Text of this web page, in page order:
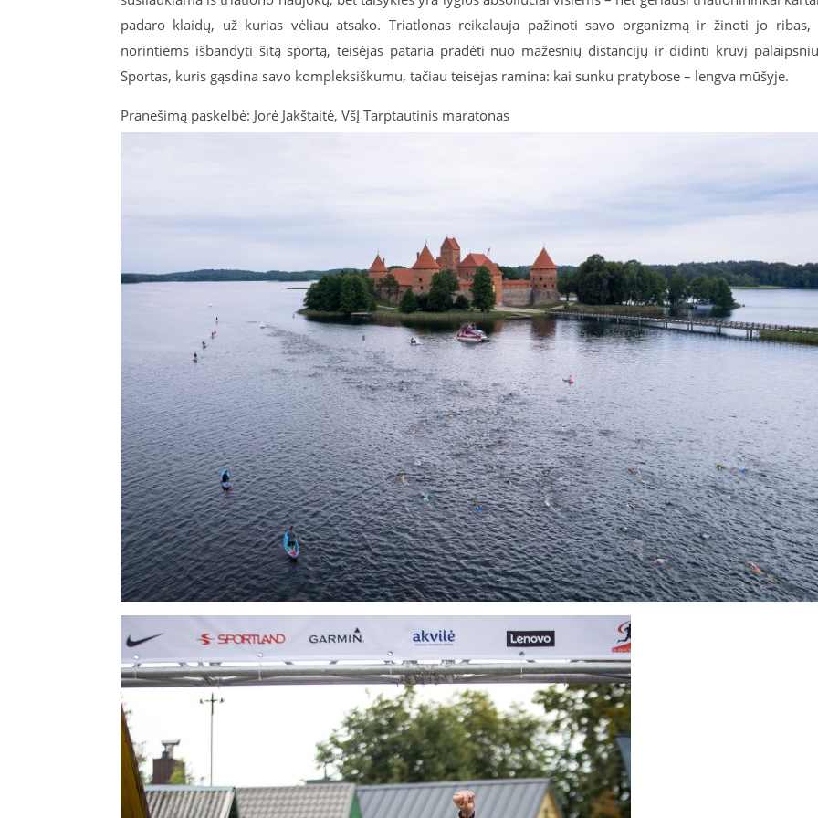
padaro klaidų, už kurias vėliau atsako. Triatlonas reikalauja pažinoti savo organizmą ir žinoti jo ribas,
norintiems išbandyti šitą sportą, teisėjas pataria pradėti nuo mažesnių distancijų ir didinti krūvį
Sportas, kuris gąsdina savo kompleksiškumu, tačiau teisėjas ramina: kai sunku pratybose – lengva mūšyje.
Pranešimą paskelbė: Jorė Jakštaitė, VšĮ Tarptautinis maratonas